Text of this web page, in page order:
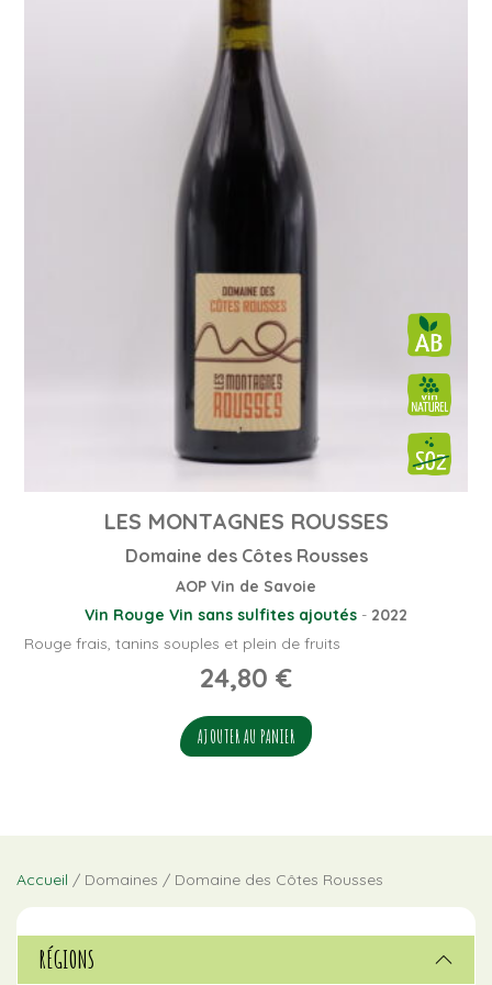
LES MONTAGNES ROUSSES
Domaine des Côtes Rousses
AOP Vin de Savoie
Vin Rouge Vin sans sulfites ajoutés - 2022
Rouge frais, tanins souples et plein de fruits
24,80 €
AJOUTER AU PANIER
Accueil / Domaines / Domaine des Côtes Rousses
RÉGIONS